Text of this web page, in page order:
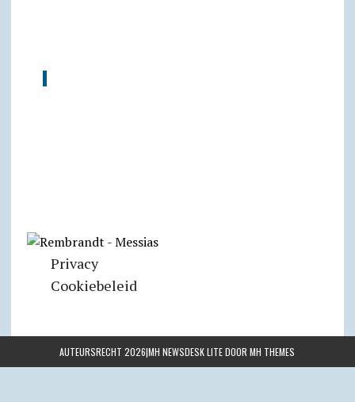
Privacy
Cookiebeleid
AUTEURSRECHT 2026|MH NEWSDESK LITE DOORMH THEMES